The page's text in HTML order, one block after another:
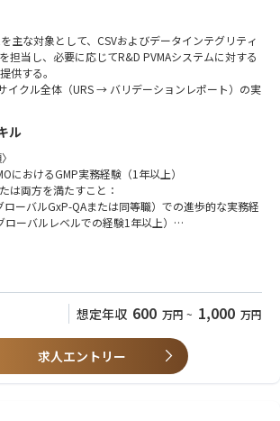
ントのスキルおよび実務経験
Annex 11、MHLW ER/ESを含むGMP規制の深い知
ローチによるCMO/ベンダーシステムアセスメント用
作成・実施能力
タインテグリティ（ALCOA++原則）の知識と実
よびGAMP5手法に関する専門知識
に関する知識
、EMA、PMDA）に関する実務経験
ガバナンスモデルの標準化・統一化への経験
アチブ（システム統合、AIバリデーション等）への
主な対象として、CSVおよびデータインテグリティ
担当し、必要に応じてR&D PVMAシステムに対する
供する。
イクル全体（URS → バリデーションレポート）の実
クベースバリデーションおよびDI評価、バリデーシ
要件仕様書・機能/設計仕様書・テストプロトコル
サビリティマトリクス・バリデーション報告書・S
、システムライフサイクル文書の管理・監督を行
メントの実施、ベンダーデューデリジェンス、グロー
ムへのバリデーションアプローチの提供、GxPシス
頻度に基づき、GxPシステムの定期評価を実施す
い、規制当局査察およびパートナー監査を支援す
ィガバナンス（ALCOA++）の強化に取り組む。
ングプログラムを企画・開発・実施し、IT部門およ
ル
におけるGMP実務経験（1年以上）
は両方を満たすこと：
ーバルGxP-QAまたは同等職）での進歩的な実務経
ーバルレベルでの経験1年以上）
CSVまたは品質関連ITシステム管理の実務経験（1
およびISPE GAMP5第1版の深い知識と第2版への習
およびGAMP5方法論の専門知識
ーションおよびQMSプロセスの理解
おける高いプロジェクトマネジメントスキル
ナルおよびグローバルチームでの豊富な業務経験
想定年収 600 万円 ~ 1,000 万円
求人エントリー